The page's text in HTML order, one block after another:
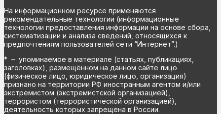
На информационном ресурсе применяются
рекомендательные технологии (информационные
технологии предоставления информации на основе сбора,
систематизации и анализа сведений, относящихся к
предпочтениям пользователей сети “Интернет”.)
* – упоминаемое в материале (статьях, публикациях,
заголовках), размещённом на данном сайте лицо
(физическое лицо, юридическое лицо, организация)
признано на территории РФ иностранным агентом и/или
экстремистом (экстремистской организацией),
террористом (террористической организацией),
деятельность которых запрещена в России.